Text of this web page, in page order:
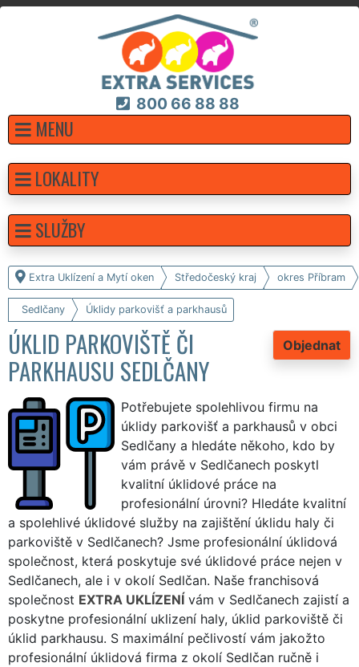
800 66 88 88
MENU
Extra Uklízení a Mytí oken Středočeský kraj okres Příbram
Sedlčany Úklidy parkovišť a parkhausů
Objednat
ÚKLID PARKOVIŠTĚ ČI
PARKHAUSU SEDLČANY
Potřebujete spolehlivou firmu na
úklidy parkovišť a parkhausů v obci
Sedlčany a hledáte někoho, kdo by
vám právě v Sedlčanech poskytl
kvalitní úklidové práce na
profesionální úrovni? Hledáte kvalitní
a spolehlivé úklidové služby na zajištění úklidu haly či
parkoviště v Sedlčanech? Jsme profesionální úklidová
společnost, která poskytuje své úklidové práce nejen v
Sedlčanech, ale i v okolí Sedlčan. Naše franchisová
společnost EXTRA UKLÍZENÍ vám v Sedlčanech zajistí a
poskytne profesionální uklizení haly, úklid parkoviště či
úklid parkhausu. S maximální pečlivostí vám jakožto
profesionální úklidová firma z okolí Sedlčan ručně i
LOKALITY
SLUŽBY